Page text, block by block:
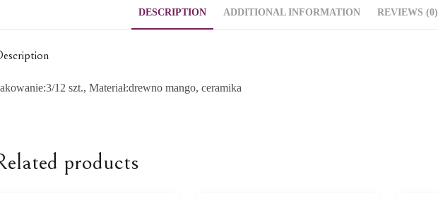
DESCRIPTION ADDITIONAL INFORMATION REVIEWS (0)
12 szt., Materiał:drewno mango, ceramika
products